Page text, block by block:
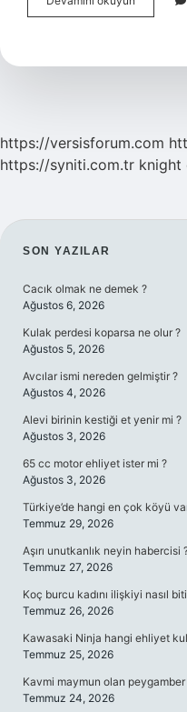
Meridyeni
https://versisforum.com
https://syniti.com.tr knight
SIDEBAR
SON YAZILAR
Cacık olmak ne demek ?
Ağustos 6, 2026
Kulak perdesi koparsa ne olur ?
Ağustos 5, 2026
Avcılar ismi nereden gelmiştir ?
Ağustos 4, 2026
Alevi birinin kestiği et yenir mi ?
Ağustos 3, 2026
65 cc motor ehliyet ister mi ?
Ağustos 3, 2026
Türkiye’de hangi en çok köyü
Temmuz 29, 2026
Aşırı unutkanlık neyin habercisi
Temmuz 27, 2026
Koç burcu kadını ilişkiyi nasıl
Temmuz 26, 2026
Kawasaki Ninja hangi ehliyet
Temmuz 25, 2026
Kavmi maymun olan
Temmuz 24, 2026